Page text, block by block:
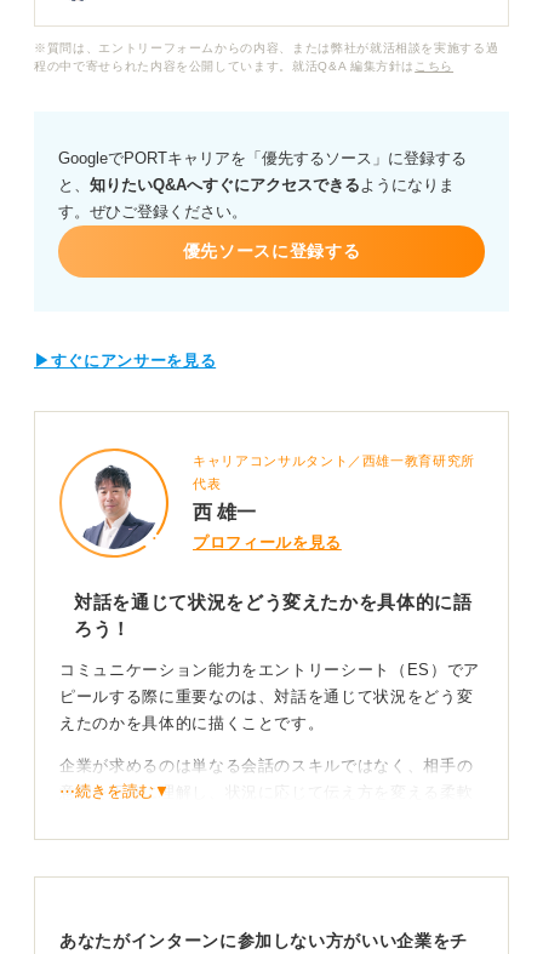
具体的にどうすれば、ほかの学生と差別化できるのかわ
からどのように深掘りしていけば良いのでしょうか？
企業が求めるコミュニケーション能力の定義や、ガクチ
カとして構成する際の具体的なコツ、評価されるための
ポイントについてアドバイスをお願いします。
※質問は、エントリーフォームからの内容、または弊社が就活相談を実施する過
程の中で寄せられた内容を公開しています。就活Q&A 編集方針は こちら
GoogleでPORTキャリアを「優先するソース」に登録する
と、 知りたいQ&Aへすぐにアクセスできるようになりま
す。ぜひご登録ください。
優先ソースに登録する
▶すぐにアンサーを見る
キャリアコンサルタント／西雄一教育研究所
代表
西 雄一
プロフィールを見る
対話を通じて状況をどう変えたかを具体的に語
ろう！
コミュニケーション能力をエントリーシート（ES）でア
ピールする際に重要なのは、対話を通じて状況をどう変
えたのかを具体的に描くことです。
企業が求めるのは単なる会話のスキルではなく、相手の
意図を正確に理解し、状況に応じて伝え方を変える柔軟
⋯続きを読む▼
あなたがインターンに参加しない方がいい企業をチ